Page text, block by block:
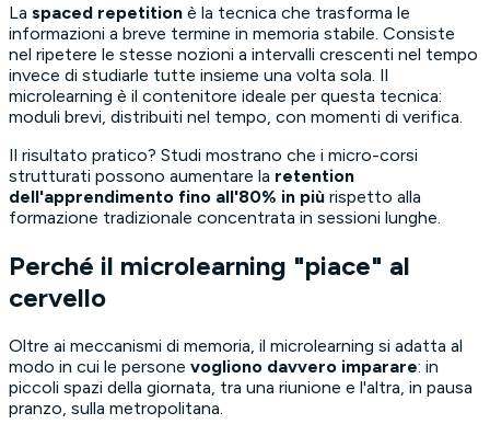
La spaced repetition è la tecnica che trasforma le
informazioni a breve termine in memoria stabile. Consiste
nel ripetere le stesse nozioni a intervalli crescenti nel tempo
invece di studiarle tutte insieme una volta sola. Il
microlearning è il contenitore ideale per questa tecnica:
moduli brevi, distribuiti nel tempo, con momenti di verifica.
Il risultato pratico? Studi mostrano che i micro-corsi
strutturati possono aumentare la retention
dell'apprendimento fino all'80% in più rispetto alla
formazione tradizionale concentrata in sessioni lunghe.
Perché il microlearning "piace" al
cervello
Oltre ai meccanismi di memoria, il microlearning si adatta al
modo in cui le persone vogliono davvero imparare: in
piccoli spazi della giornata, tra una riunione e l'altra, in pausa
pranzo, sulla metropolitana.